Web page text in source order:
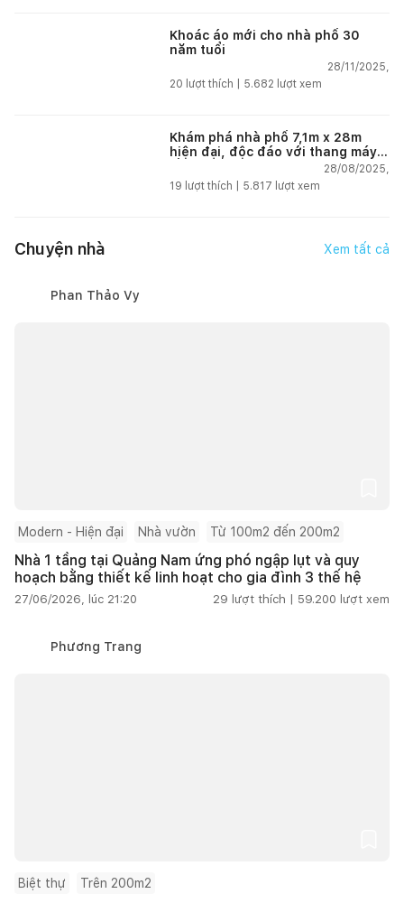
Khoác áo mới cho nhà phố 30
năm tuổi
28/11/2025,
20 lượt thích | 5.682 lượt xem
Khám phá nhà phố 7,1m x 28m
hiện đại, độc đáo với thang máy
lồng kính và sân vườn tại Hải
Phòng
28/08/2025,
19 lượt thích | 5.817 lượt xem
Chuyện nhà Xem tất cả
Phan Thảo Vy
Modern - Hiện đại Nhà vườn Từ 100m2 đến 200m2
Nhà 1 tầng tại Quảng Nam ứng phó ngập lụt và quy
hoạch bằng thiết kế linh hoạt cho gia đình 3 thế hệ
27/06/2026, lúc 21:20 29 lượt thích | 59.200 lượt xem
Phương Trang
Biệt thự Trên 200m2